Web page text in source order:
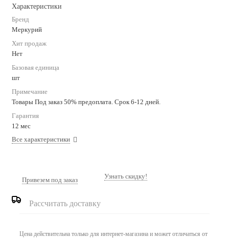
Характеристики
Бренд
Меркурий
Хит продаж
Нет
Базовая единица
шт
Примечание
Товары Под заказ 50% предоплата. Срок 6-12 дней.
Гарантия
12 мес
Все характеристики
Привезем под заказ Узнать скидку!
Рассчитать доставку
Цена действительна только для интернет-магазина и может отличаться от